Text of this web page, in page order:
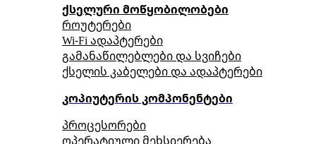
ქსელური მოწყობილობები
როუტერები
Wi-Fi ადაპტერები
გამანაწილებლები და სვიჩები
ქსელის კაბელები და ადაპტერები
კოპიუტერის კომპონენტები
პროცესორები
ოპერატიული მეხსიერება